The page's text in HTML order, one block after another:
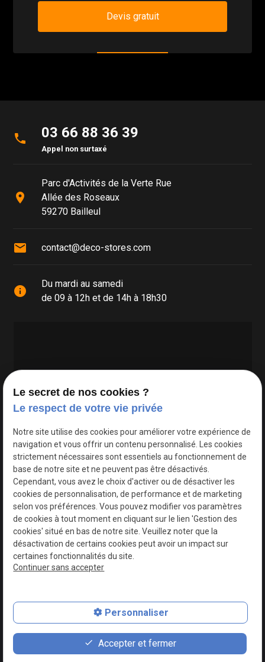
Devis gratuit
phone 03 66 88 36 39
Appel non surtaxé
place
Parc d'Activités de la Verte Rue
Allée des Roseaux
59270 Bailleul
mail contact@deco-stores.com
info
Du mardi au samedi
de 09 à 12h et de 14h à 18h30
Google Maps Search API est désactivé.
Plan du site
Mentions légales
Politique de confidentialité
Le secret de nos cookies ?
Le respect de votre vie privée
Notre site utilise des cookies pour améliorer votre expérience de
navigation et vous offrir un contenu personnalisé. Les cookies
strictement nécessaires sont essentiels au fonctionnement de
base de notre site et ne peuvent pas être désactivés.
Cependant, vous avez le choix d'activer ou de désactiver les
cookies de personnalisation, de performance et de marketing
selon vos préférences. Vous pouvez modifier vos paramètres
de cookies à tout moment en cliquant sur le lien 'Gestion des
cookies' situé en bas de notre site. Veuillez noter que la
désactivation de certains cookies peut avoir un impact sur
certaines fonctionnalités du site.
Continuer sans accepter
Personnaliser
Accepter et fermer